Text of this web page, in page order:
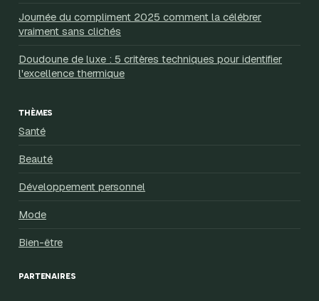
Journée du compliment 2025 comment la célébrer
vraiment sans clichés
Doudoune de luxe : 5 critères techniques pour identifier
l'excellence thermique
THÈMES
Santé
Beauté
Développement personnel
Mode
Bien-être
PARTENAIRES